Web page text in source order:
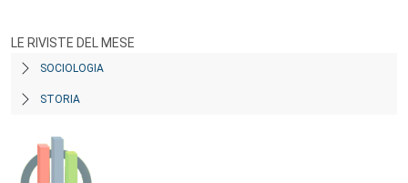
LE RIVISTE DEL MESE
SOCIOLOGIA
STORIA